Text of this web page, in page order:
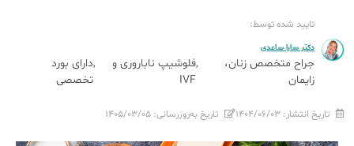
تایید شده توسط:
دکتر سارا ساعدی
جراح متخصص زنان،
زایمان
فلوشیپ ناباروری و
IVF
دارای بورد
تخصصی
تاریخ انتشار: ۱۴۰۴/۰۶/۰۳ تاریخ به‌روزرسانی: ۱۴۰۵/۰۳/۰۵